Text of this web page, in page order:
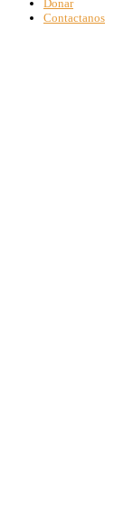
Donar
Contactanos